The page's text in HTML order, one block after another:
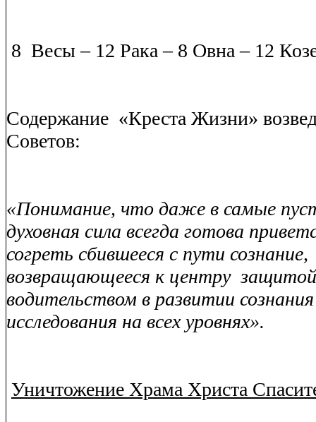
8 Весы – 12 Рака – 8 Овна – 12
Содержание «Креста Жизни»
Советов:
«Понимание, что даже в самые
духовная сила всегда готова
согреть сбившееся с пути сознание,
возвращающееся к центру
водительством в развитии сознания
исследования на всех уровнях».
Уничтожение Храма Христа